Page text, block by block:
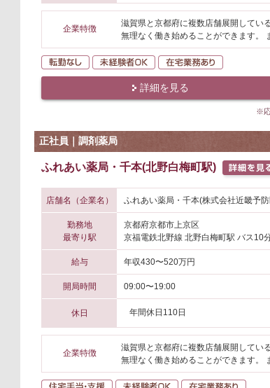
企業特徴
滋賀県と京都府に複数店舗展開してい
無理なく働き始めることができます。
転勤なし 未経験者OK
詳細を見る
※応
正社員｜調剤薬局
ふれあい薬局・千本(北野白梅町駅)
店舗名（企業名） ふれあい薬局・千本(株式会社近畿予
勤務地
最寄り駅
京都府京都市上京区
京福電鉄北野線 北野白梅町駅 バス10
給与 年収430〜520万円
開局時間 09:00〜19:00
休日 年間休日110日
企業特徴
滋賀県と京都府に複数店舗展開してい
無理なく働き始めることができます。
住宅手当・支援 未経験者OK